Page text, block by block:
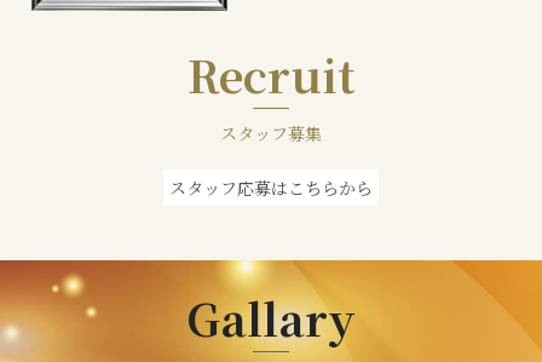
Recruit
スタッフ募集
スタッフ応募はこちらから
Gallary